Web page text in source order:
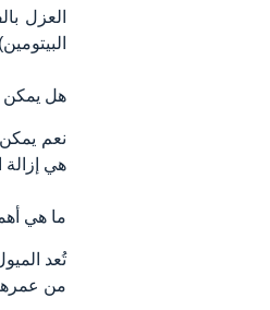
البيتومين) إلى
هل يمكن
نعم
هي إزالة
ما هي
تُعد
من